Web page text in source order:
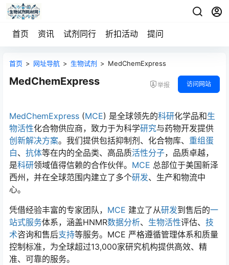
首页 资讯 试剂同行 折扣活动 提问
首页 > 网址导航 > 生物试剂 > MedChemExpress
MedChemExpress 举报 访问网站
MedChemExpress (MCE) 是全球领先的科研化学品和生
物活性化合物供应商，致力于为科学研究与药物开发提供
创新解决方案。我们提供包括抑制剂、化合物库、 重组蛋
白、 抗体等在内的全品类、高品质活性分子，品质卓越，
是科研领域值得信赖的合作伙伴。 MCE 总部位于美国新泽
西州，并在全球范围内建立了多个研发、生产和物流中
心。
凭借经验丰富的专家团队， MCE 建立了从研发到售后的一
站式服务体系，涵盖HNMR数据分析、 生物活性评估、 技
术咨询和售后支持等服务。MCE 严格遵循管理体系和质量
控制标准，为全球超过13,000家研究机构提供高效、精
准、可靠的服务。